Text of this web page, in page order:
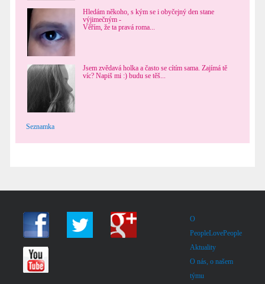
Hledám někoho, s kým se i obyčejný den stane
výjimečným -
Věřím, že ta pravá roma...
Jsem zvědavá holka a často se cítím sama. Zajímá tě
víc? Napiš mi :) budu se těš...
Seznamka
O
PeopleLovePeople
Aktuality
O nás, o našem
týmu